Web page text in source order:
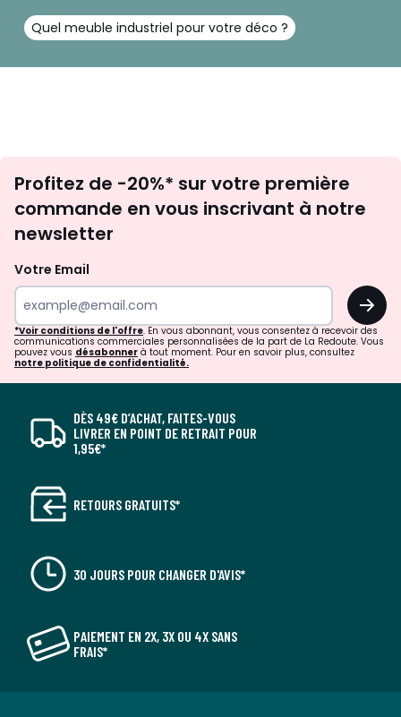
Quel meuble industriel pour votre déco ?
newsletter
Profitez de -20%* sur votre première
commande en vous inscrivant à notre
newsletter
Votre Email
OK
*Voir conditions de l'offre. En vous abonnant, vous consentez à recevoir des
communications commerciales personnalisées de la part de La Redoute. Vous
pouvez vous désabonner à tout moment. Pour en savoir plus, consultez
notre politique de confidentialité.
DÈS 49€ D’ACHAT, FAITES-VOUS
LIVRER EN POINT DE RETRAIT POUR
1,95€*
RETOURS GRATUITS*
30 JOURS POUR CHANGER D'AVIS*
PAIEMENT EN 2X, 3X OU 4X SANS
FRAIS*